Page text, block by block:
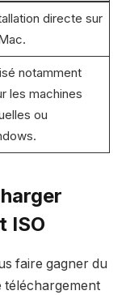
directe sur
notamment
les machines
ou
ISO
faire gagner du
téléchargement